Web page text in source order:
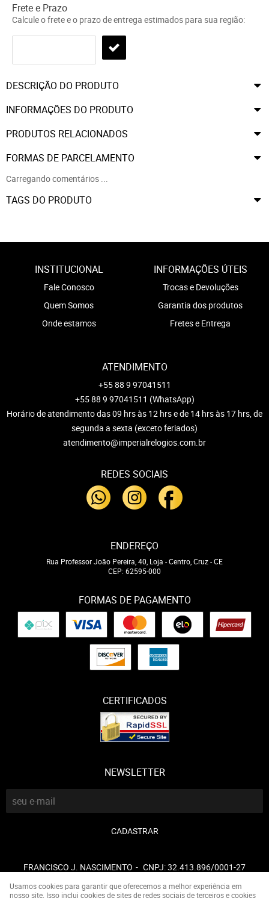
Frete e Prazo
Calcule o frete e o prazo de entrega estimados para sua região:
DESCRIÇÃO DO PRODUTO
INFORMAÇÕES DO PRODUTO
PRODUTOS RELACIONADOS
FORMAS DE PARCELAMENTO
Carregando comentários ...
TAGS DO PRODUTO
INSTITUCIONAL
Fale Conosco
Quem Somos
Onde estamos
INFORMAÇÕES ÚTEIS
Trocas e Devoluções
Garantia dos produtos
Fretes e Entrega
ATENDIMENTO
+55 88 9 97041511
+55 88 9 97041511 (WhatsApp)
Horário de atendimento das 09 hrs às 12 hrs e de 14 hrs às 17 hrs, de
segunda a sexta (exceto feriados)
atendimento@imperialrelogios.com.br
REDES SOCIAIS
ENDEREÇO
Rua Professor João Pereira, 40, Loja -Centro, Cruz-CE
CEP: 62595-000
FORMAS DE PAGAMENTO
CERTIFICADOS
NEWSLETTER
CADASTRAR
FRANCISCO J. NASCIMENTO CNPJ: 32.413.896/0001-27
Usamos cookies para garantir que oferecemos a melhor experiência em
nosso site. Isso inclui cookies de sites de redes sociais de terceiros e cookies